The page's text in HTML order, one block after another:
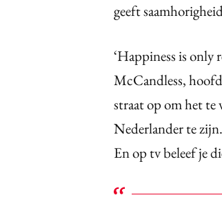
geeft
‘Happiness is only
McCandless,
straat op om het
Nederlander te
En op tv beleef je